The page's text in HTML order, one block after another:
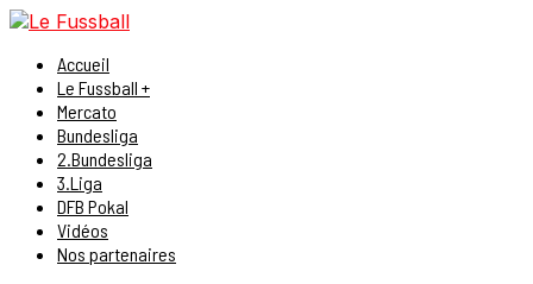
Accueil
Le Fussball +
Mercato
Bundesliga
2.Bundesliga
3.Liga
DFB Pokal
Vidéos
Nos partenaires